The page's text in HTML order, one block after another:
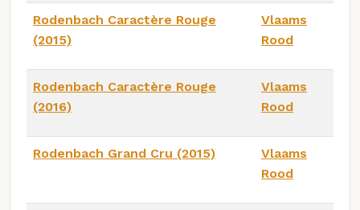
Rodenbach Caractère Rouge
(2015)
Vlaams
Rood
Rodenbach Caractère Rouge
(2016)
Vlaams
Rood
Rodenbach Grand Cru (2015)
Vlaams
Rood